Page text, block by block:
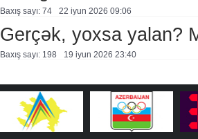
Baxış sayı: 74 22 i̇yun 2026 09:06
Gerçək, yoxsa yalan?
Baxış sayı: 198 19 i̇yun 2026 23:40